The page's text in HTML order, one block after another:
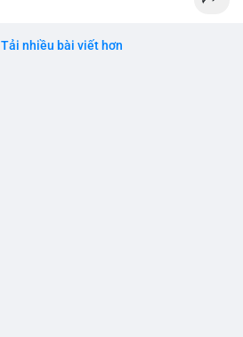
Tải nhiều bài viết hơn